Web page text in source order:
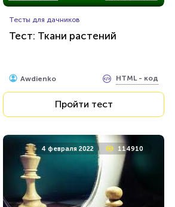
Тест на умственную
отсталость
Пройти тест
11 мая 2020 36730
Тесты для дачников
Тест: Ткани растений
Awdienko HTML - код
Пройти тест
4 февраля 2022 114910